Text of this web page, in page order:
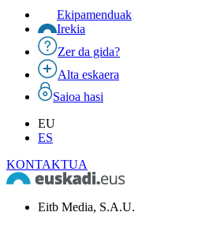
Ekipamenduak
Irekia
Zer da gida?
Alta eskaera
Saioa hasi
EU
ES
KONTAKTUA
Eitb Media, S.A.U.